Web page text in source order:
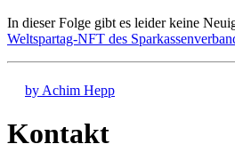
In dieser Folge gibt es leider keine
Weltspartag-NFT des
by Achim Hepp
Kontakt